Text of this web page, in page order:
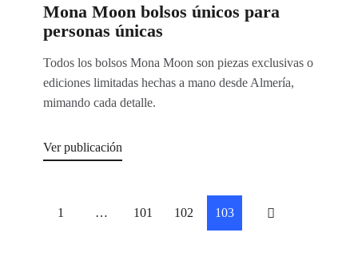
Mona Moon bolsos únicos para
personas únicas
Todos los bolsos Mona Moon son piezas exclusivas o
ediciones limitadas hechas a mano desde Almería,
mimando cada detalle.
Ver publicación
Paginación
<
PÁGINA
1 … PÁGINA
101 PÁGINA
102 PÁGINA
103